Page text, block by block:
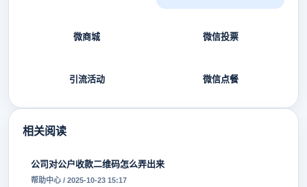
微商城 微信投票
引流活动 微信点餐
相关阅读
公司对公户收款二维码怎么弄出来
帮助中心 / 2025-10-23 15:17